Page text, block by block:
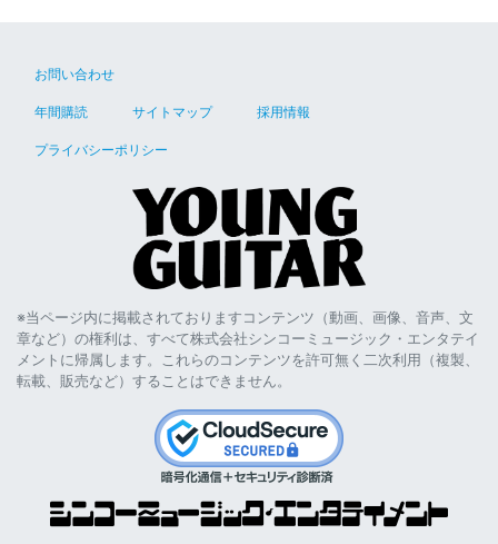
お問い合わせ
年間購読 サイトマップ 採用情報
プライバシーポリシー
※当ページ内に掲載されておりますコンテンツ（動画、画像、音声、文
章など）の権利は、すべて株式会社シンコーミュージック・エンタテイ
メントに帰属します。これらのコンテンツを許可無く二次利用（複製、
転載、販売など）することはできません。